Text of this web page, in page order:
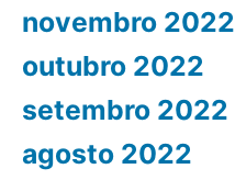
novembro 2022
outubro 2022
setembro 2022
agosto 2022